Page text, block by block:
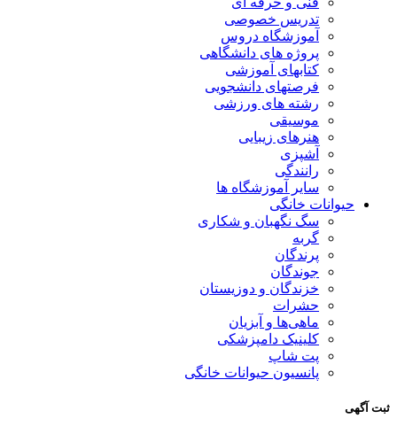
تدریس خصوصی
آموزشگاه دروس
پروژه های دانشگاهی
کتابهای آموزشی
فرصتهای دانشجویی
رشته های ورزشی
موسیقی
هنرهای زیبایی
آشپزی
رانندگی
سایر آموزشگاه ها
حیوانات خانگی
سگ نگهبان و شکاری
گربه
پرندگان
جوندگان
خزندگان و دوزیستان
حشرات
ماهی‌ها و آبزیان
کلینیک دامپزشکی
پت شاپ
پانسیون حیوانات خانگی
ثبت آگهی